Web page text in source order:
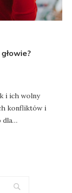
i ich wolny
konfliktów i
dla…